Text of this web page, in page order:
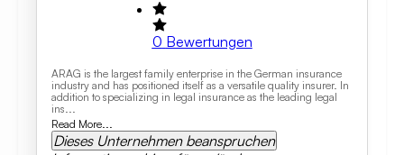
0 Bewertungen
ARAG is the largest family enterprise in the German insurance
industry and has positioned itself as a versatile quality insurer. In
addition to specializing in legal insurance as the leading legal
ins...
Read More...
Dieses Unternehmen beanspruchen